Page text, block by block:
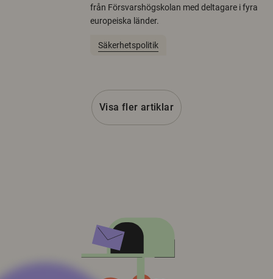
från Försvarshögskolan med deltagare i fyra
europeiska länder.
Säkerhetspolitik
Visa fler artiklar